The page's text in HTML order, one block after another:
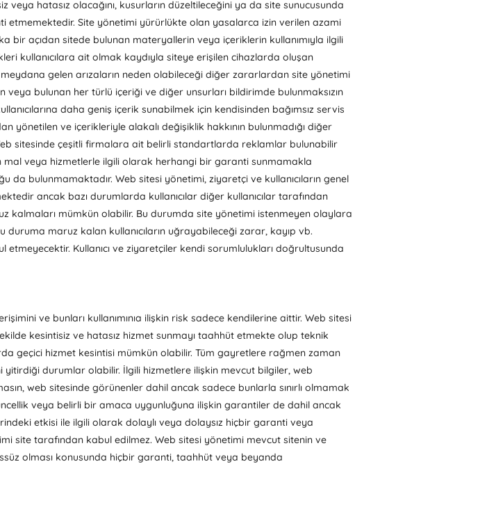
hatasız olacağını, kusurların düzeltileceğini ya da site sunucusunda
etmemektedir. Site yönetimi yürürlükte olan yasalarca izin verilen azami
bir açıdan sitede bulunan materyallerin veya içeriklerin kullanımıyla ilgili
kullanıcılara ait olmak kaydıyla siteye erişilen cihazlarda oluşan
gelen arızaların neden olabileceği diğer zararlardan site yönetimi
bulunan her türlü içeriği ve diğer unsurları bildirimde bulunmaksızın
daha geniş içerik sunabilmek için kendisinden bağımsız servis
yönetilen ve içerikleriyle alakalı değişiklik hakkının bulunmadığı diğer
sitesinde çeşitli firmalara ait belirli standartlarda reklamlar bulunabilir
veya hizmetlerle ilgili olarak herhangi bir garanti sunmamakla
bulunmamaktadır. Web sitesi yönetimi, ziyaretçi ve kullanıcıların genel
ancak bazı durumlarda kullanıcılar diğer kullanıcılar tarafından
kalmaları mümkün olabilir. Bu durumda site yönetimi istenmeyen olaylara
duruma maruz kalan kullanıcıların uğrayabileceği zarar, kayıp vb.
Kullanıcı ve ziyaretçiler kendi sorumlulukları doğrultusunda
ve bunları kullanımınıa ilişkin risk sadece kendilerine aittir. Web sitesi
kesintisiz ve hatasız hizmet sunmayı taahhüt etmekte olup teknik
geçici hizmet kesintisi mümkün olabilir. Tüm gayretlere rağmen zaman
durumlar olabilir. İlgili hizmetlere ilişkin mevcut bilgiler, web
web sitesinde görünenler dahil ancak sadece bunlarla sınırlı olmamak
veya belirli bir amaca uygunluğuna ilişkin garantiler de dahil ancak
etkisi ile ilgili olarak dolaylı veya dolaysız hiçbir garanti veya
tarafından kabul edilmez. Web sitesi yönetimi mevcut sitenin ve
olması konusunda hiçbir garanti, taahhüt veya beyanda